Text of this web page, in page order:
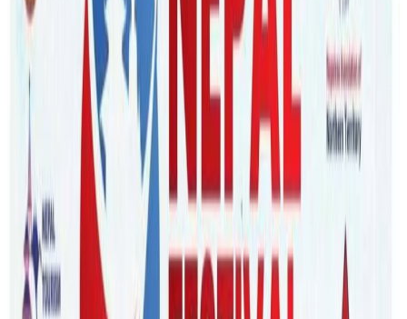
Friday, 2020 April 24 / 4:58 pm
अ− अ